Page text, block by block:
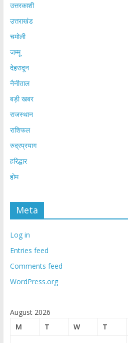
उत्तरकाशी
उत्तराखंड
चमोली
जम्मू
देहरादून
नैनीताल
बड़ी खबर
राजस्थान
राशिफल
रुद्रप्रयाग
हरिद्धार
होम
Meta
Log in
Entries feed
Comments feed
WordPress.org
August 2026
M
T W T